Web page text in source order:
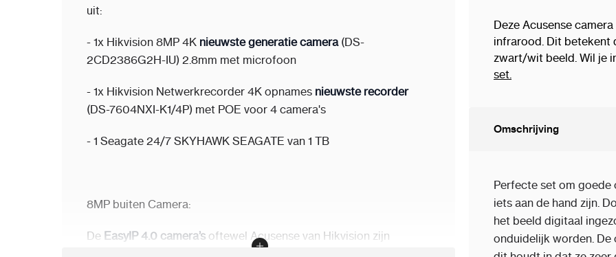
uit:
- 1x Hikvision 8MP 4K nieuwste generatie camera(DS-
2CD2386G2H-IU) 2.8mm met microfoon
- 1x Hikvision Netwerkrecorder 4K opnames nieuwste recorder
(DS-7604NXI-K1/4P) met POE voor 4 camera's
- 1 Seagate 24/7 SKYHAWK SEAGATE van 1 TB
8MP buiten Camera:
De EasyIP 4.0 camera’s oftewel Acusense van Hikvision zijn
Deze Acusense
infrarood. Dit betekent
zwart/wit beeld. Wil je
set.
Omschrijving
Perfecte set om
iets aan de hand zijn.
het beeld digitaal
onduidelijk worden. De